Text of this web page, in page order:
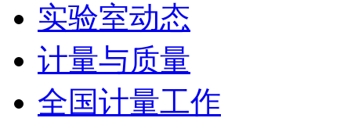
实验室动态
计量与质量
全国计量工作